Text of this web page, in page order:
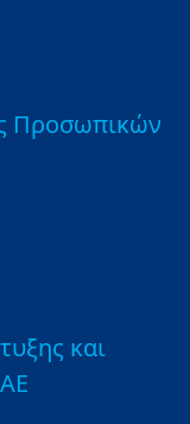
Προσωπικών
και